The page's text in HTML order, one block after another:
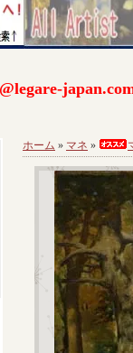
ホーム » マネ »